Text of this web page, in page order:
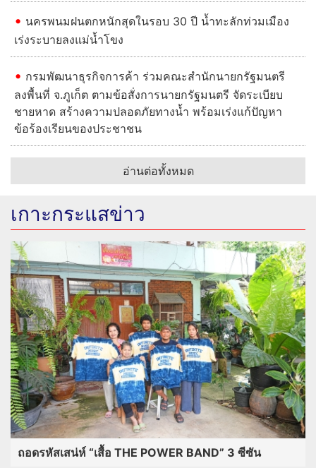
นครพนมฝนตกหนักสุดในรอบ 30 ปี น้ำทะลักท่วมเมือง
เร่งระบายลงแม่น้ำโขง
กรมพัฒนาธุรกิจการค้า ร่วมคณะสำนักนายกรัฐมนตรี
ลงพื้นที่ จ.ภูเก็ต ตามข้อสั่งการนายกรัฐมนตรี จัดระเบียบ
ชายหาด สร้างความปลอดภัยทางน้ำ พร้อมเร่งแก้ปัญหา
ข้อร้องเรียนของประชาชน
อ่านต่อทั้งหมด
เกาะกระแสข่าว
ถอดรหัสเสน่ห์ “เสื้อ THE POWER BAND” 3 ซีซัน